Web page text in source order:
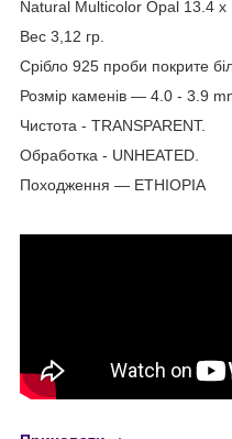
Natural Multicolor Opal 13.4 x
Вес 3,12 гр.
Срібло 925 проби покрите
Розмір каменів — 4.0 - 3.9
Чистота - TRANSPARENT.
Обработка - UNHEATED.
Походження — ETHIOPIA